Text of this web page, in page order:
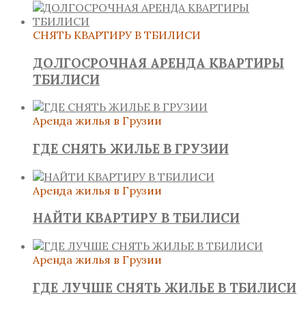
СНЯТЬ КВАРТИРУ В ТБИЛИСИ
ДОЛГОСРОЧНАЯ АРЕНДА КВАРТИРЫ
ТБИЛИСИ
Аренда жилья в Грузии
ГДЕ СНЯТЬ ЖИЛЬЕ В ГРУЗИИ
Аренда жилья в Грузии
НАЙТИ КВАРТИРУ В ТБИЛИСИ
Аренда жилья в Грузии
ГДЕ ЛУЧШЕ СНЯТЬ ЖИЛЬЕ В ТБИЛИСИ